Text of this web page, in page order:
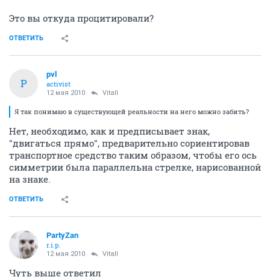
Это вы откуда процитировали?
ОТВЕТИТЬ
P
pvl
activist
12 мая 2010 Vitall
Я так понимаю в существующей реальности на него можно забить?
Нет, необходимо, как и предписывает знак,
"двигаться прямо", предварительно сориентировав
транспортное средство таким образом, чтобы его ось
симметрии была параллельна стрелке, нарисованной
на знаке.
ОТВЕТИТЬ
PartyZan
r.i.p.
12 мая 2010 Vitall
Чуть выше ответил